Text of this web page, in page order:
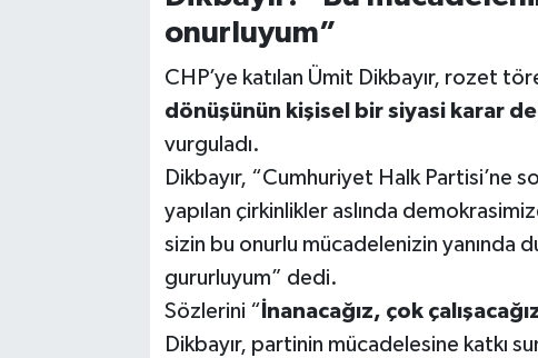
onurluyum”
CHP’ye katılan Ümit Dikbayır, rozet
dönüşünün kişisel bir siyasi karar
vurguladı.
Dikbayır, “Cumhuriyet Halk Partisi’ne
yapılan çirkinlikler aslında
sizin bu onurlu mücadelenizin yanında
gururluyum” dedi.
Sözlerini “ İnanacağız, çok
Dikbayır, partinin mücadelesine katkı